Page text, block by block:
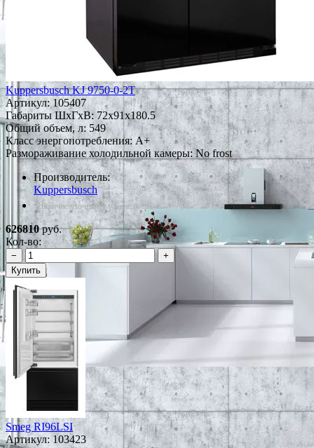
Kuppersbusch KJ 9750-0-2T
Артикул:105407
Габариты ШxГxВ: 72x91x180.5
Общий объем, л: 549
Класс энергопотребления: A+
Размораживание холодильной камеры: No frost
Производитель:
Kuppersbusch
*Наличие уточняйте у менеджера
626810руб.
Кол-во:
−
+
Купить
Smeg RI96LSI
Артикул: 103423